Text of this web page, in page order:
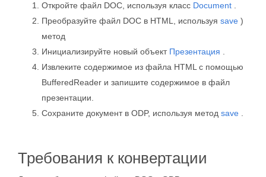
Откройте файл DOC, используя класс Document
Преобразуйте файл DOC в HTML, используя save )
метод
Инициализируйте новый объект Презентация
Извлеките содержимое из файла HTML с помощью
BufferedReader и запишите содержимое в файл
презентации.
Сохраните документ в ODP, используя метод save
Требования к конвертации